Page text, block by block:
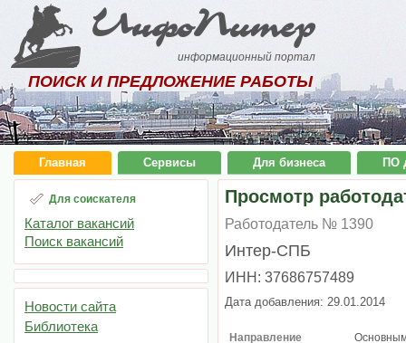
ИнфоПитер
информационный портал
ПОИСК И ПРЕДЛОЖЕНИЕ РАБОТЫ
Главная Сервисы Для бизнеса ПО
Для соискателя
Каталог вакансий
Поиск вакансий
Новости сайта
Библиотека
Просмотр
Работодатель № 1390
Интер-СПБ
ИНН: 37686757489
Дата добавления: 29.01.2014
Направление